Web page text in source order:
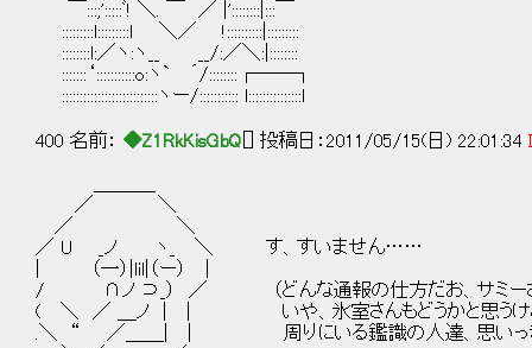
￣:::;':::::ﾞ! ＼. ￣ ／ |'::::::::|:::￣
:::::::::l:::::::::l ＼／ !::::::::::|:::::::::
::::::::l:／ヽ:ヽ__ __/:／＼:|::::::::
:::::::‘:::::::::::o:ヽ` ´/::::::::┌──┐
:::::::::::::::::::::::::::ヽー/::::::::::: l:::::::::::::::l
400 名前： ◆Z1RkKisGbQ [] 投稿日：2011/05/15(日) 22:01:34
／ ＼
／ ＼
／ U _ノ ヽ_ ＼ す、すいません……
| （一）|lil|（ー） |
/ ∩ノ ⊃_） ／ （どんな通報の仕方だお、サミー
( ＼ ／ ＿ノ | | いや、氷室さんもどうかと思う
.＼ “ ／＿＿| | 周りにいる鑑識の人達、思いっき